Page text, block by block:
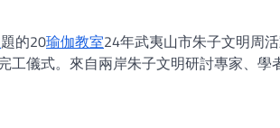
題的20瑜伽教室24年武夷山市朱子文明周
工儀式。來自兩岸朱子文明研討專家、學